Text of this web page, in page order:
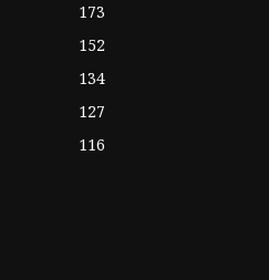
173
152
134
127
116